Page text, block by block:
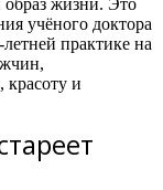
жизни. Это
учёного доктора
практике на
красоту и